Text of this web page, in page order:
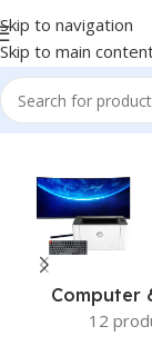
Skip to navigation
Skip to main
Hem/Produkt
Computer
12